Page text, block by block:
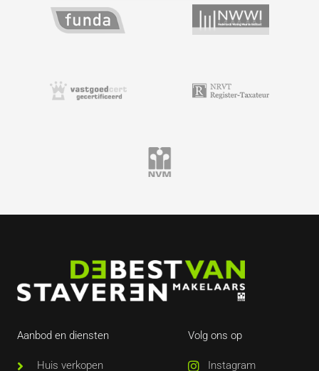
Aanbod en diensten
Huis verkopen
Volg ons op
Instagram